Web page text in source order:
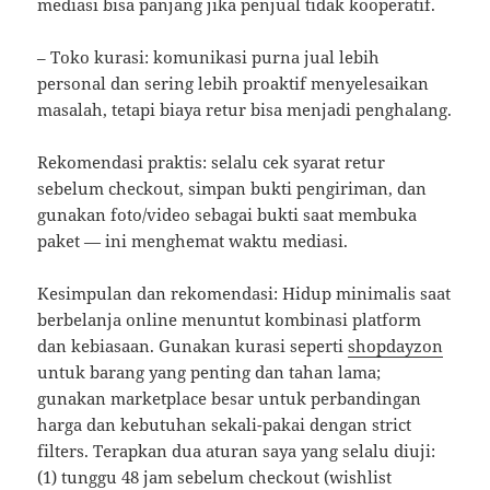
mediasi bisa panjang jika penjual tidak kooperatif.
– Toko kurasi: komunikasi purna jual lebih
personal dan sering lebih proaktif menyelesaikan
masalah, tetapi biaya retur bisa menjadi penghalang.
Rekomendasi praktis: selalu cek syarat retur
sebelum checkout, simpan bukti pengiriman, dan
gunakan foto/video sebagai bukti saat membuka
paket — ini menghemat waktu mediasi.
Kesimpulan dan rekomendasi: Hidup minimalis saat
berbelanja online menuntut kombinasi platform
dan kebiasaan. Gunakan kurasi sepertishopdayzon
untuk barang yang penting dan tahan lama;
gunakan marketplace besar untuk perbandingan
harga dan kebutuhan sekali-pakai dengan strict
filters. Terapkan dua aturan saya yang selalu diuji:
(1) tunggu 48 jam sebelum checkout (wishlist